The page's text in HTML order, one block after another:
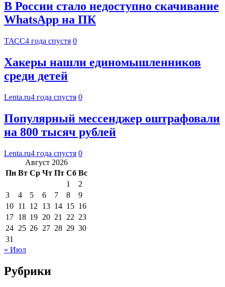
В России стало недоступно скачивание
WhatsApp на ПК
ТАСС4 года спустя 0
Хакеры нашли единомышленников
среди детей
Lenta.ru4 года спустя 0
Популярный мессенджер оштрафовали
на 800 тысяч рублей
Lenta.ru4 года спустя 0
Август 2026
Пн Вт Ср Чт Пт Сб Вс
1
2
3
4 5 6 7 8
9
10 11 12 13 14 15 16
17 18 19 20 21 22 23
24 25 26 27 28 29 30
31
« Июл
Рубрики